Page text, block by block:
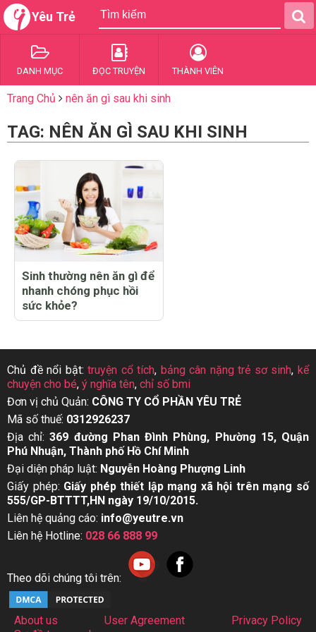
Yêu Trẻ
DANH MỤC ĐỌC TRUYỆN THÀNH VIÊN
Trang Chủ nên ăn gì sau khi sinh
TAG: NÊN ĂN GÌ SAU KHI SINH
Sinh thường nên ăn gì để
nhanh chóng phục hồi
sức khỏe?
Chủ đề nổi bật:truyện cổ tích, bảng cân nặng trẻ sơ sinh,kể
chuyện cho bé, ý nghĩa tên, chỉ số bmi
Đơn vị chủ Quản: CÔNG TY CỔ PHẦN YÊU TRẺ
Mã số thuế: 0312926237
Địa chỉ:369 đường Phan Đình Phùng, Phường 15, Quận
Phú Nhuận, Thành phố Hồ Chí Minh
Đại diện pháp luật: Nguyễn Hoàng Phượng Linh
Giấy phép: Giấy phép thiết lập mạng xã hội trên mạng số
555/GP-BTTTT,HN ngày 19/10/2015.
Liên hệ quảng cáo: info@yeutre.vn
Liên hệ Hotline: 028 66 888 99
Theo dõi chúng tôi trên:
About us User Agreement
Privacy Policy